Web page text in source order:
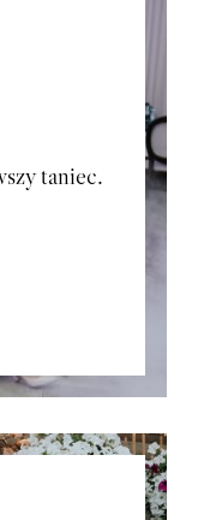
taniec.